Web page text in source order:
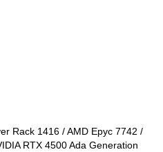
Rack 1416 / AMD Epyc 7742 /
RTX 4500 Ada Generation